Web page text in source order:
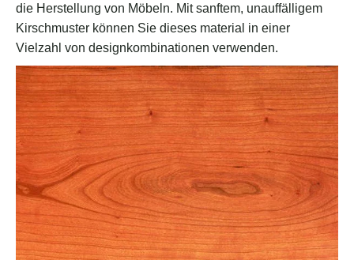
die Herstellung von Möbeln. Mit sanftem, unauffälligem
Kirschmuster können Sie dieses material in einer
Vielzahl von designkombinationen verwenden.